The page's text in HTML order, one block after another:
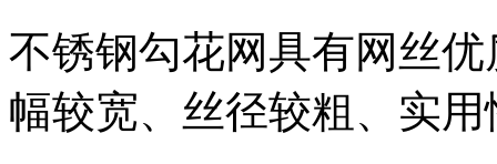
不锈钢勾花网具有网丝
幅较宽、丝径较粗、实